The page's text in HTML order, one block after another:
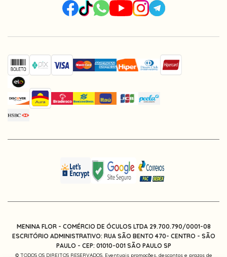
MENINA FLOR - COMÉRCIO DE ÓCULOS LTDA 29.700.790/0001-08
ESCRITÓRIO ADMINISTRATIVO: RUA SÃO BENTO 470- CENTRO - SÃO
PAULO - CEP: 01010-001SÃO PAULO SP
© TODOS OS DIREITOS RESERVADOS. Eventuais promoções, descontos e prazos de